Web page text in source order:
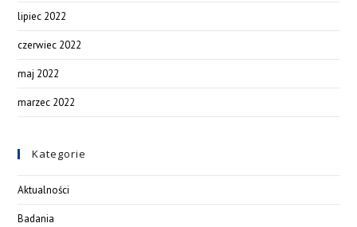
lipiec 2022
czerwiec 2022
maj 2022
marzec 2022
Kategorie
Aktualności
Badania